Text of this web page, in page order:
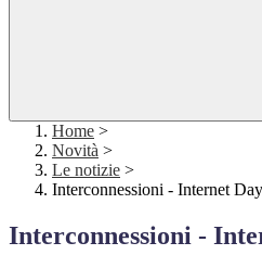
Home >
Novità >
Le notizie >
Interconnessioni - Internet Day
Interconnessioni -